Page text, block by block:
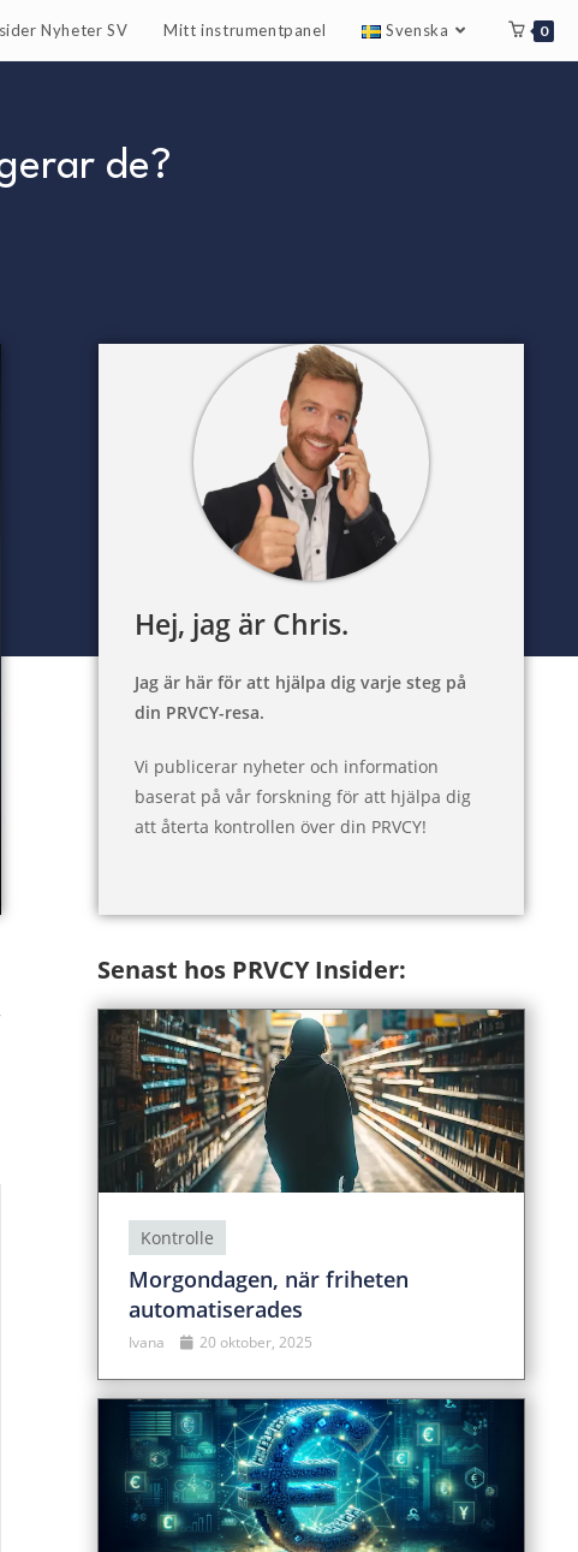
Nyheter SV Mitt instrumentpanel Svenska 0
de?
Hej, jag är Chris.
Jag är här för att hjälpa dig varje steg på
din PRVCY-resa.
Vi publicerar nyheter och information
baserat på vår forskning för att hjälpa dig
att återta kontrollen över din PRVCY!
Senast hos PRVCY Insider:
Kontrolle
Morgondagen, när friheten
automatiserades
Ivana 20 oktober, 2025